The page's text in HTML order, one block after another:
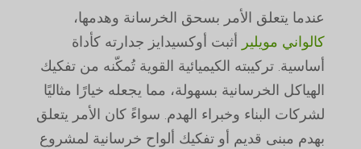
عندما يتعلق الأمر بسحق الخرسانة وهدمها،
كالواني مويلير أثبت أوكسيدايز جدارته كأداة
أساسية. تركيبته الكيميائية القوية تُمكّنه من تفكيك
الهياكل الخرسانية بسهولة، مما يجعله خيارًا مثاليًا
لشركات البناء وخبراء الهدم. سواءً كان الأمر يتعلق
بهدم مبنى قديم أو تفكيك ألواح خرسانية لمشروع